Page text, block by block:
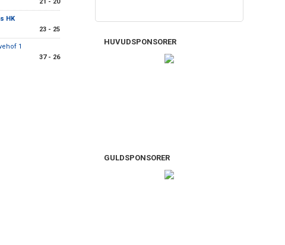
HK
23 - 25
1
37 - 26
HUVUDSPONSORER
GULDSPONSORER